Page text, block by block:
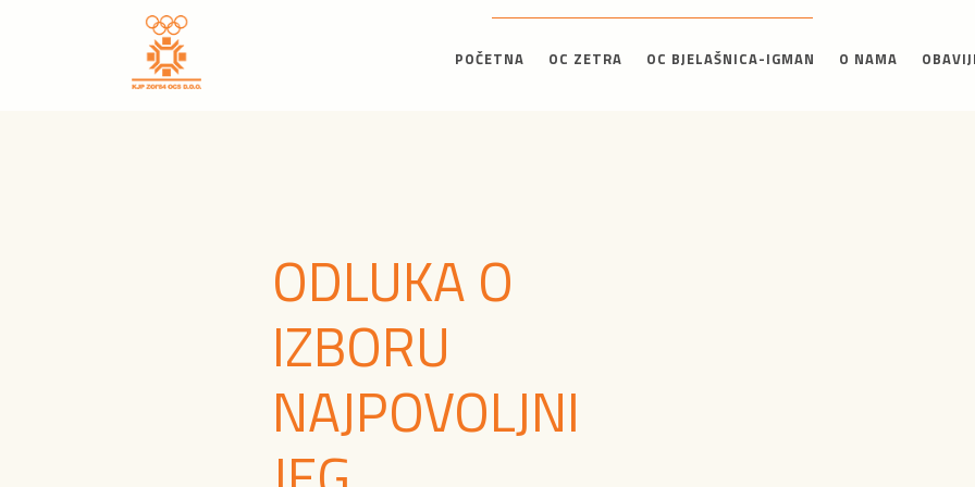
POČETNA OC ZETRA OC BJELAŠNICA-IGMAN O NAMA
ODLUKA O
IZBORU
NAJPOVOLJNI